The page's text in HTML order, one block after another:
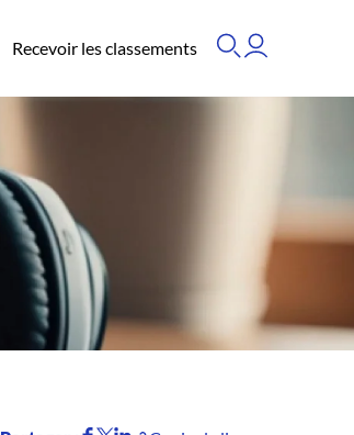
Recevoir les classements